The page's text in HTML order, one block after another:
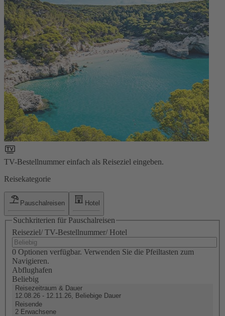
TV-Bestellnummer einfach als Reiseziel eingeben.
Reisekategorie
Pauschalreisen Hotel
Suchkriterien für Pauschalreisen
Reiseziel/ TV-Bestellnummer/ Hotel
0 Optionen verfügbar. Verwenden Sie die Pfeiltasten zum
Navigieren.
Abflughafen
Beliebig
Reisezeitraum & Dauer
12.08.26 - 12.11.26, Beliebige Dauer
Reisende
2 Erwachsene